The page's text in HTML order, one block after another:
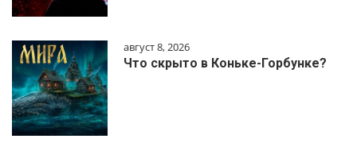
август 8, 2026
Что скрыто в Коньке-Горбунке?